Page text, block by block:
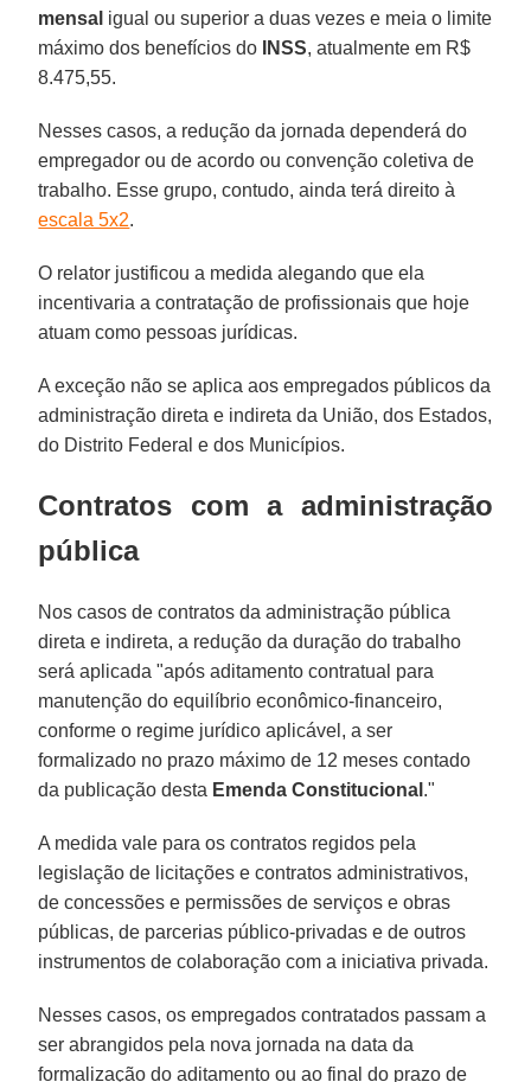
mensal igual ou superior a duas vezes e meia o limite
máximo dos benefícios do
INSS, atualmente em R$
8.475,55.
Nesses casos, a redução da jornada dependerá do
empregador ou de acordo ou convenção coletiva de
trabalho. Esse grupo, contudo, ainda terá direito à
escala 5x2.
O relator justificou a medida alegando que ela
incentivaria a contratação de profissionais que hoje
atuam como pessoas jurídicas.
A exceção não se aplica aos empregados públicos da
administração direta e indireta da União, dos Estados,
do Distrito Federal e dos Municípios.
Contratos com a administração
pública
Nos casos de contratos da administração pública
direta e indireta, a redução da duração do trabalho
será aplicada "após aditamento contratual para
manutenção do equilíbrio econômico-financeiro,
conforme o regime jurídico aplicável, a ser
formalizado no prazo máximo de 12 meses contado
da publicação desta Emenda Constitucional ."
A medida vale para os contratos regidos pela
legislação de licitações e contratos administrativos,
de concessões e permissões de serviços e obras
públicas, de parcerias público-privadas e de outros
instrumentos de colaboração com a iniciativa privada.
Nesses casos, os empregados contratados passam a
ser abrangidos pela nova jornada na data da
formalização do aditamento ou ao final do prazo de